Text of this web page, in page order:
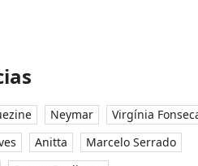
Neymar
Virgínia
Anitta
Marcelo Serrado